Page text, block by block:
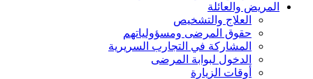
المريض والعائلة
العلاج والتشخيص
حقوق المرضى ومسؤولياتهم
المشاركة في التجارب السريرية
الدخول لبوابة المرضى
أوقات الزيارة